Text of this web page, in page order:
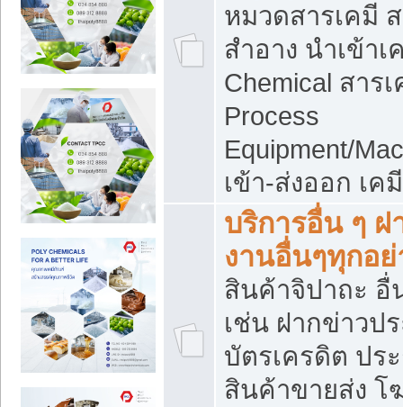
หมวดสารเคมี
สำอาง นำเข้
Chemical สาร
Process
Equipment/
เข้า-ส่งออก เ
บริการอื่น ๆ
งานอื่นๆทุกอ
สินค้าจิปาถะ อื่
เช่น ฝากข่าวป
บัตรเครดิต ปร
สินค้าขายส่ง